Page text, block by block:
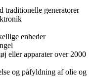
traditionelle generatorer
enheder
eller apparater over 2000
og påfyldning af olie og